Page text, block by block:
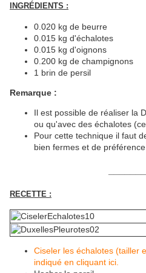
INGRÉDIENTS :
0.020 kg de beurre
0.015 kg d'échalotes
0.015 kg d'oignons
0.200 kg de champignons
1 brin de persil
Remarque :
Il est possible de réaliser la
ou qu'avec des échalotes
Pour cette technique il faut
bien fermes et de
RECETTE :
Ciseler les échalotes (tailler
indiqué en cliquant ici.